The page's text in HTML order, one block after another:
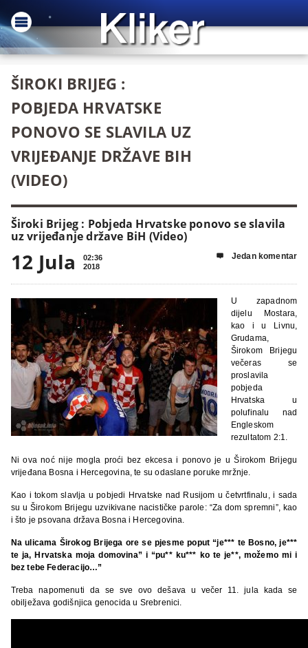
ŠIROKI BRIJEG :
POBJEDA HRVATSKE
PONOVO SE SLAVILA UZ
VRIJEĐANJE DRŽAVE BIH
(VIDEO)
Široki Brijeg : Pobjeda Hrvatske ponovo se slavila
uz vrijeđanje države BiH (Video)
12 Jula
02:36
2018
 Jedan komentar
U zapadnom
dijelu Mostara,
kao i u Livnu,
Grudama,
Širokom Brijegu
večeras se
proslavila
pobjeda
Hrvatska u
polufinalu nad
Engleskom
rezultatom 2:1.
Ni ova noć nije mogla proći bez ekcesa i ponovo je u Širokom Brijegu
vrijeđana Bosna i Hercegovina, te su odaslane poruke mržnje.
Kao i tokom slavlja u pobjedi Hrvatske nad Rusijom u četvrtfinalu, i sada
su u Širokom Brijegu uzvikivane nacističke parole: “Za dom spremni”, kao
i što je psovana država Bosna i Hercegovina.
Na ulicama Širokog Brijega ore se pjesme poput “je*** te Bosno, je***
te ja, Hrvatska moja domovina” i “pu** ku*** ko te je**, možemo mi i
bez tebe Federacijo…”
Treba napomenuti da se sve ovo dešava u večer 11. jula kada se
obilježava godišnjica genocida u Srebrenici.